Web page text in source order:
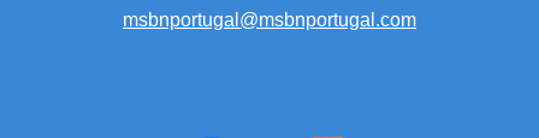
msbnportugal@msbnportugal.com